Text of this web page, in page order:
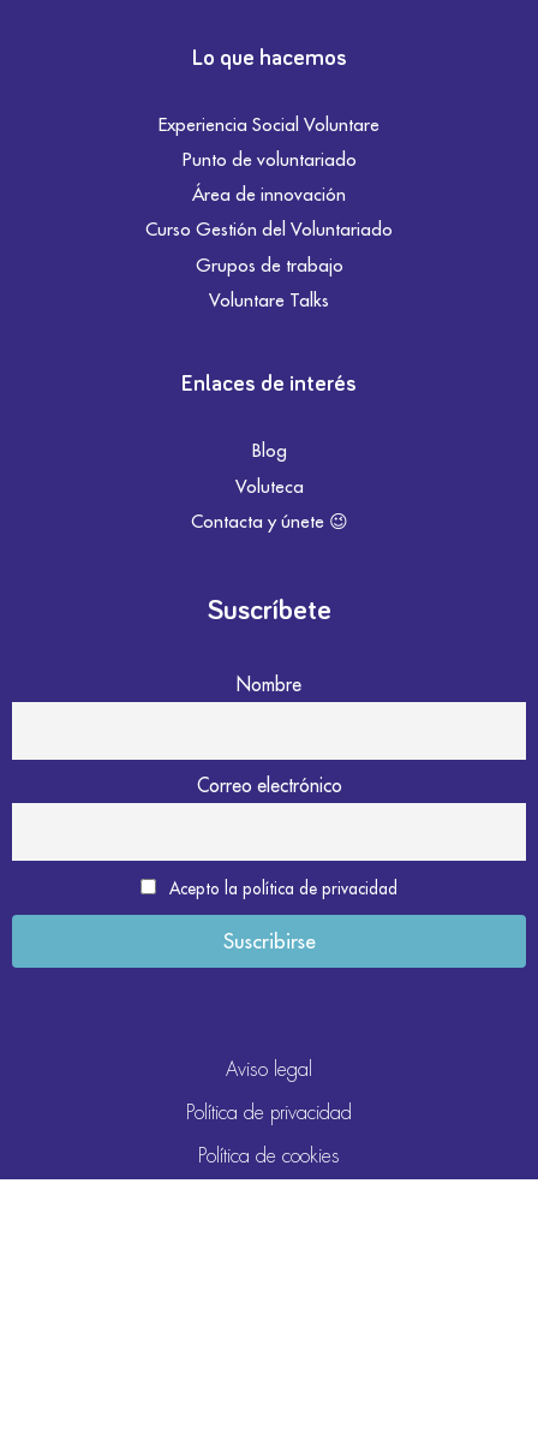
Lo que hacemos
Experiencia Social Voluntare
Punto de voluntariado
Área de innovación
Curso Gestión del Voluntariado
Grupos de trabajo
Voluntare Talks
Enlaces de interés
Blog
Voluteca
Contacta y únete 😉
Suscríbete
Nombre
Correo electrónico
Acepto la política de privacidad
Aviso legal
Política de privacidad
Política de cookies